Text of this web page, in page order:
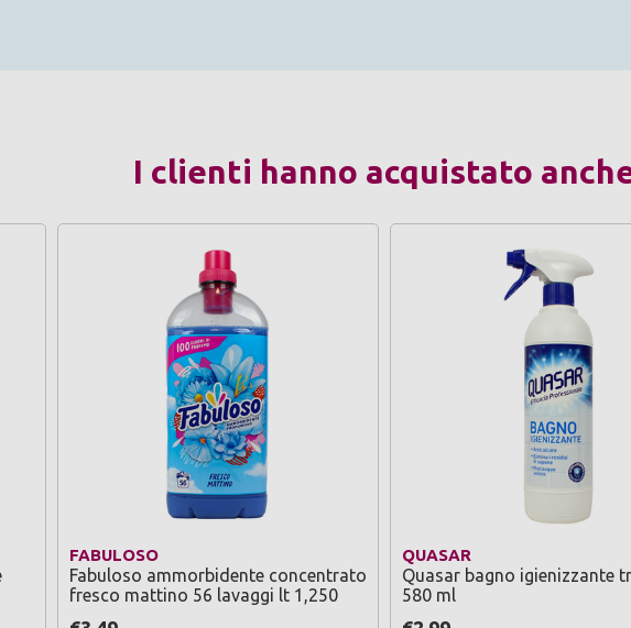
I clienti hanno acquistato
FABULOSO
Fabuloso ammorbidente concentrato
fresco mattino 56 lavaggi lt 1,250
QUASAR
Quasar bagno igienizzante
580 ml